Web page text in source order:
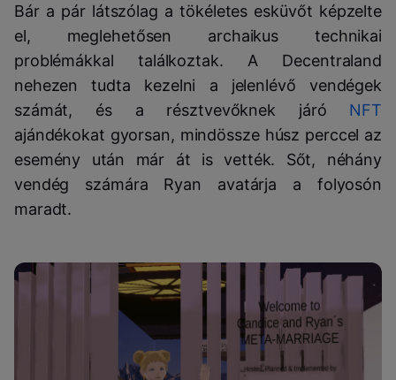
Bár a pár látszólag a tökéletes esküvőt képzelte
el, meglehetősen archaikus technikai
problémákkal találkoztak. A Decentraland
nehezen tudta kezelni a jelenlévő vendégek
számát, és a résztvevőknek járó NFT
ajándékokat gyorsan, mindössze húsz perccel az
esemény után már át is vették. Sőt, néhány
vendég számára Ryan avatárja a folyosón
maradt.